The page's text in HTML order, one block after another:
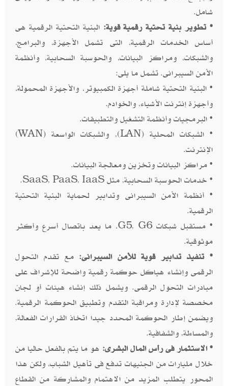
شامل.
• تطوير بنية تحتية رقمية قوية:البنية التحتية الرقمية هى
أساس الخدمات الرقمية، التى تشمل الأجهزة، والبرامج،
والشبكات، ومراكز البيانات، والحوسبة السحابية، وأنظمة
الأمن السيبرانى. تشمل ما يلى:
• البنية التحتية شاملة أجهزة الكمبيوتر، والأجهزة المحمولة،
وأجهزة إنترنت الأشياء، والخوادم.
• البرمجيات وأنظمة التشغيل والتطبيقات.
• الشبكات المحلية (LAN), والشبكات الواسعة (WAN)
الإنترنت.
• مراكز البيانات وتخزين ومعالجة البيانات.
• خدمات الحوسبة السحابية, مثل SaaS, PaaS, IaaS.
• أنظمة الأمن السيبرانى وتدابير لحماية البنية التحتية
الرقمية.
• مستقبل شبكات G5, G6، ما يعد باتصال أسرع وأكثر
موثوقية.
• تنفيذ تدابير قوية للأمن السيبرانى: مع تقدم التحول
الرقمى وإنشاء هياكل حوكمة رقمية واضحة للإشراف على
مبادرات التحول الرقمى. ويشمل ذلك إنشاء هيئات أو لجان
مخصصة لإدارة ومراقبة التقدم وتطبيق الحوكمة الرقمية.
ويضمن إطار الحوكمة المحدد جيدا اتخاذ القرارات الفعالة,
والمساءلة, والشفافية.
• الاستثمار فى رأس المال البشرى: هو ما يتم بالفعل حاليا من
خلال مليارات من الجنيهات تدفع فى تأهيل الشباب، ولكن هذا
المحور يتطلب المزيد من الاهتمام والمشاركة من القطاع